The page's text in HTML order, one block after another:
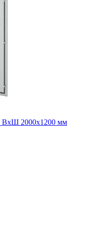
ВхШ 2000х1200 мм